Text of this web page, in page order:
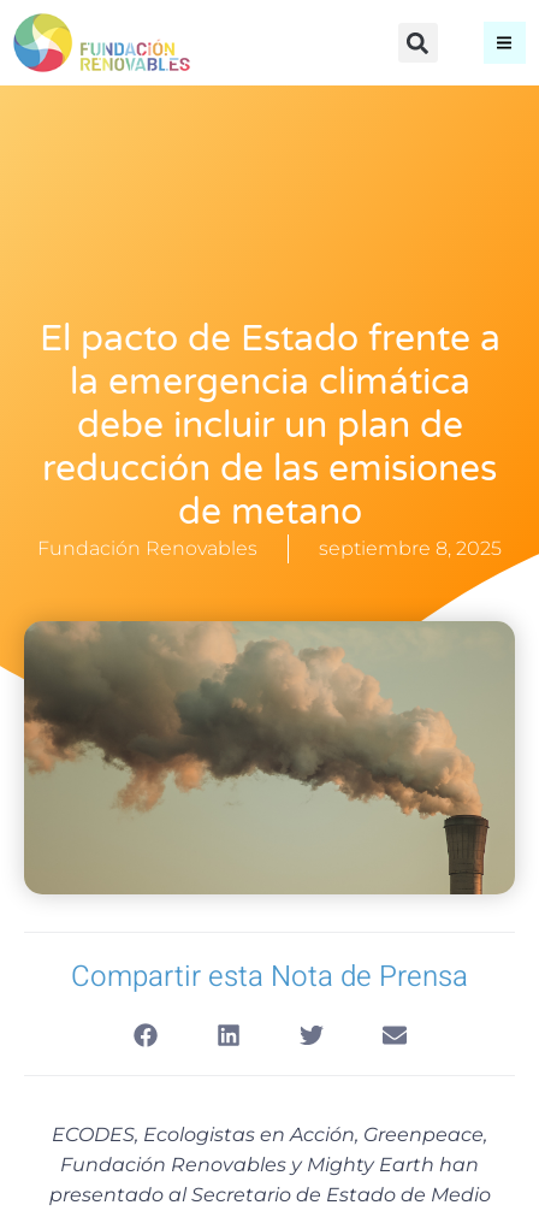
El pacto de Estado frente a
la emergencia climática
debe incluir un plan de
reducción de las emisiones
de metano
Fundación Renovables septiembre 8, 2025
Compartir esta Nota de Prensa
ECODES, Ecologistas en Acción, Greenpeace,
Fundación Renovables y Mighty Earth han
presentado al Secretario de Estado de Medio